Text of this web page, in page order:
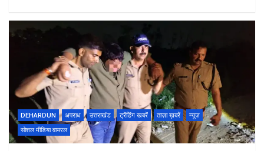
ce
o
o
k
tt
er
at
s
A
p
p
er
es
t
ar
DEHARDUN अपराध उत्तराखंड ट्रेंडिंग खबरें ताज़ा ख़बरें
न्यूज़
सोशल मीडिया वायरल